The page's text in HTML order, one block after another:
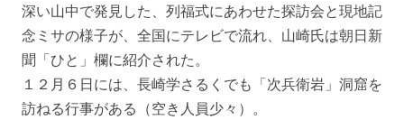
深い山中で発見した、列福式にあわせた探訪会と現地記
念ミサの様子が、全国にテレビで流れ、山崎氏は朝日新
聞「ひと」欄に紹介された。
１２月６日には、長崎学さるくでも「次兵衛岩」洞窟を
訪ねる行事がある（空き人員少々）。